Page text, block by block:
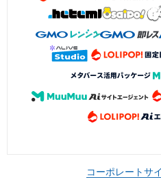
コーポレートサ